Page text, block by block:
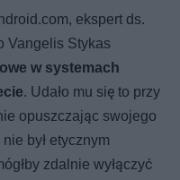
ekspert ds.
Vangelis Stykas
w systemach
. Udało mu się to przy
opuszczając swojego
był etycznym
zdalnie wyłączyć